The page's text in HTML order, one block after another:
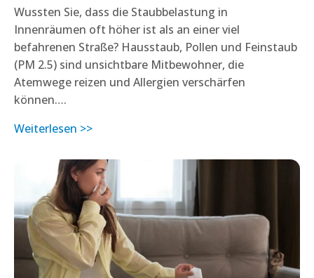
Wussten Sie, dass die Staubbelastung in
Innenräumen oft höher ist als an einer viel
befahrenen Straße? Hausstaub, Pollen und Feinstaub
(PM 2.5) sind unsichtbare Mitbewohner, die
Atemwege reizen und Allergien verschärfen
können….
Weiterlesen >>